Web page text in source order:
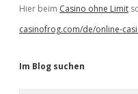
Hier beim Casino ohne Limit
casinofrog.com/de/online-
Im Blog suchen